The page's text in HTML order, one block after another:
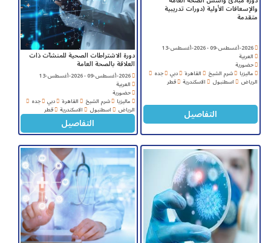
والإسعافات الأولية (دورات تدريبية
متقدمة
2026-أغسطس-09 - 2026-أغسطس-13
العربية
حضورية
ماليزيا شرم الشيخ القاهرة دبي جده
الرياض اسطنبول الاسكندرية قطر
التفاصيل
دورة الاشتراطات الصحية للمنشآت ذات
العلاقة بالصحة العامة
2026-أغسطس-09 - 2026-أغسطس-13
العربية
حضورية
ماليزيا شرم الشيخ القاهرة دبي جده
الرياض اسطنبول الاسكندرية قطر
التفاصيل